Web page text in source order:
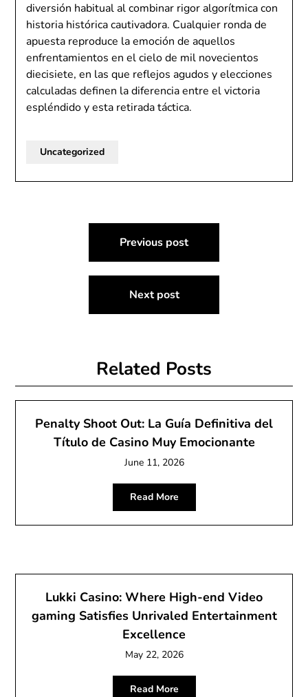
diversión habitual al combinar rigor algorítmica con
historia histórica cautivadora. Cualquier ronda de
apuesta reproduce la emoción de aquellos
enfrentamientos en el cielo de mil novecientos
diecisiete, en las que reflejos agudos y elecciones
calculadas definen la diferencia entre el victoria
espléndido y esta retirada táctica.
Uncategorized
navigation
Previous post
Next post
Related Posts
Penalty Shoot Out: La Guía Definitiva del
Título de Casino Muy Emocionante
June 11, 2026
Read More
Lukki Casino: Where High-end Video
gaming Satisfies Unrivaled Entertainment
Excellence
May 22, 2026
Read More